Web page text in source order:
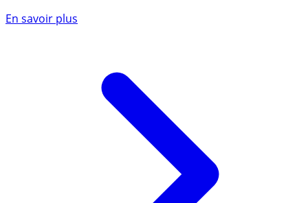
En savoir plus